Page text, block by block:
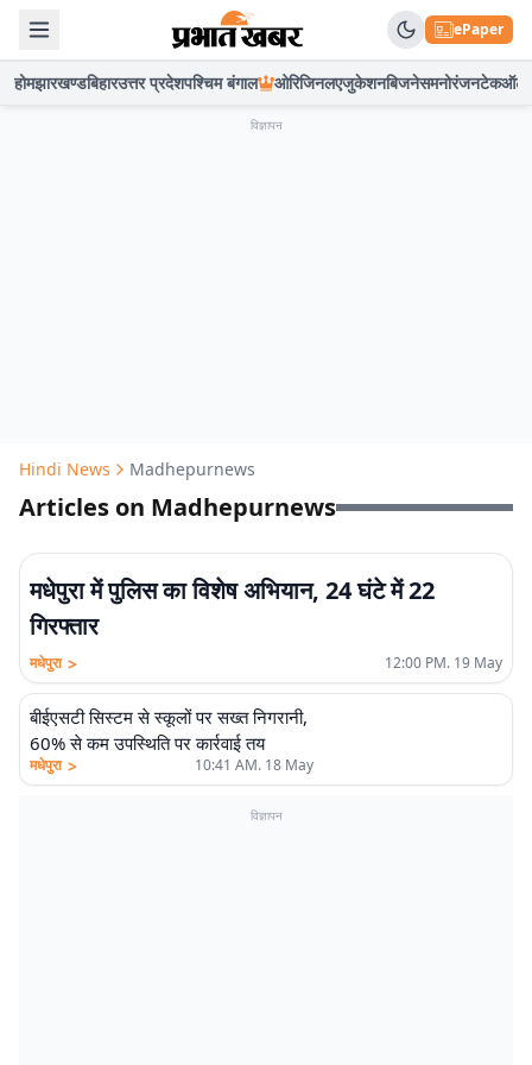
ePaper
होमझारखण्डबिहारउत्तर प्रदेशपश्चिम बंगाल ओरिजिनलएजुकेशनबिजनेसमनोरंजनटेकऑटो
विज्ञापन
Hindi News Madhepurnews
Articles on Madhepurnews
मधेपुरा में पुलिस का विशेष अभियान, 24 घंटे में 22
गिरफ्तार
मधेपुरा > 12:00 PM. 19 May
बीईएसटी सिस्टम से स्कूलों पर सख्त निगरानी,
60% से कम उपस्थिति पर कार्रवाई तय
मधेपुरा > 10:41 AM. 18 May
विज्ञापन